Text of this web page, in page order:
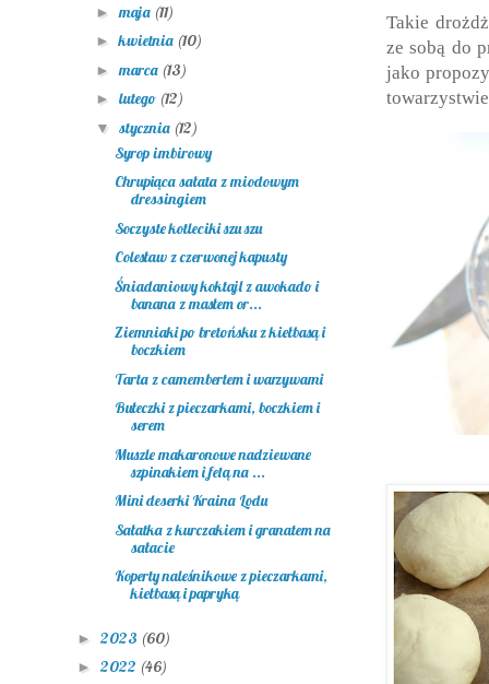
Takie
ze sobą do
jako
► maja (11)
►kwietnia (10)
► marca (13)
► lutego (12)
▼ stycznia (12)
Syrop imbirowy
Chrupiąca sałata z miodowym
dressingiem
Soczyste kotleciki szu szu
Colesław z czerwonej kapusty
Śniadaniowy koktajl z awokado i
banana z masłem or...
Ziemniaki po bretońsku z kiełbasą i
boczkiem
Tarta z camembertem i warzywami
Bułeczki z pieczarkami, boczkiem i
serem
Muszle makaronowe nadziewane
szpinakiem i fetą na ...
Mini deserki Kraina Lodu
Sałatka z kurczakiem i granatem na
sałacie
Koperty naleśnikowe z pieczarkami,
kiełbasą i papryką
► 2023 (60)
► 2022 (46)